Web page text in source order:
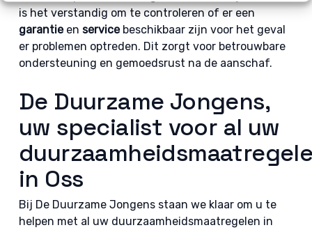
is het verstandig om te controleren of er een
garantieen servicebeschikbaar zijn voor het geval
er problemen optreden. Dit zorgt voor betrouwbare
ondersteuning en gemoedsrust na de aanschaf.
De Duurzame Jongens,
uw specialist voor al uw
in Oss
Bij De Duurzame Jongens staan we klaar om u te
helpen met al uw duurzaamheidsmaatregelen in